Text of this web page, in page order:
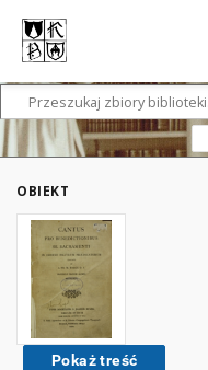
OBIEKT
Pokaż treść